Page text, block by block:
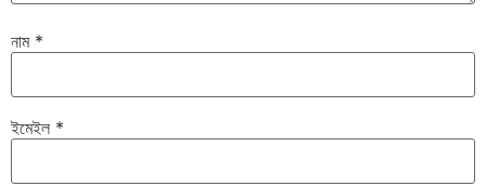
নাম *
ইমেইল *